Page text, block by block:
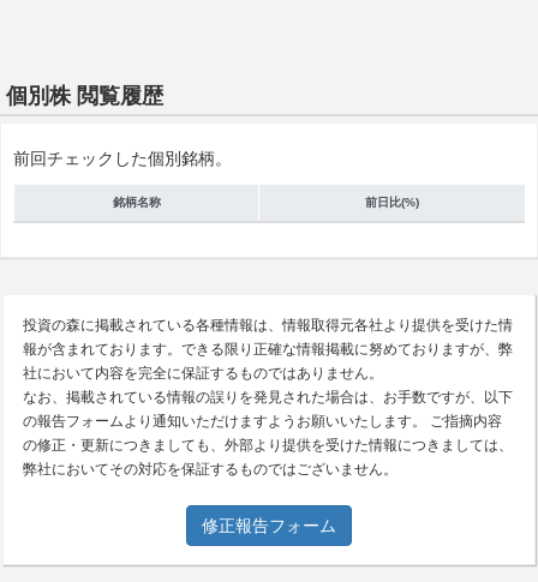
個別株 閲覧履歴
前回チェックした個別銘柄。
銘柄名称 前日比(%)
投資の森に掲載されている各種情報は、情報取得元各社より提供を受けた情
報が含まれております。できる限り正確な情報掲載に努めておりますが、弊
社において内容を完全に保証するものではありません。
なお、掲載されている情報の誤りを発見された場合は、お手数ですが、以下
の報告フォームより通知いただけますようお願いいたします。 ご指摘内容
の修正・更新につきましても、外部より提供を受けた情報につきましては、
弊社においてその対応を保証するものではございません。
修正報告フォーム